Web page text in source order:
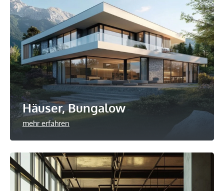
Häuser, Bungalow
mehr erfahren